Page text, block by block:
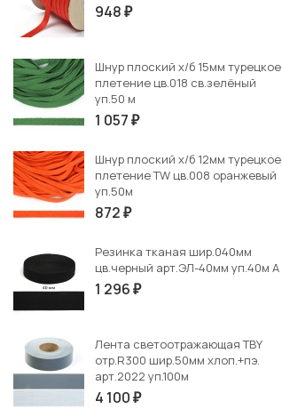
948 ₽
Шнур плоский х/б 15мм турецкое
плетение цв.018 св.зелёный
уп.50 м
1 057 ₽
Шнур плоский х/б 12мм турецкое
плетение TW цв.008 оранжевый
уп.50м
872 ₽
Резинка тканая шир.040мм
цв.черный арт.ЭЛ-40мм уп.40м А
1 296 ₽
Лента светоотражающая TBY
отр.R300 шир.50мм хлоп.+пэ.
арт.2022 уп.100м
4 100 ₽